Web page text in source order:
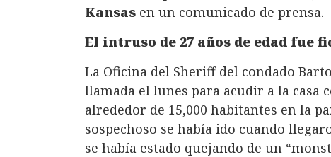
Kansas en un comunicado de prensa.
El intruso de 27 años de edad fue
La Oficina del Sheriff del condado
llamada el lunes para acudir a la casa
alrededor de 15,000 habitantes en la
sospechoso se había ido cuando
se había estado quejando de un